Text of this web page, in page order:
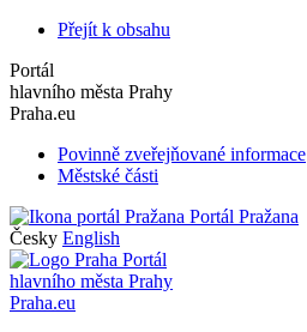
Přejít k obsahu
Portál
hlavního města Prahy
Praha.eu
Povinně zveřejňované informace
Městské části
Portál Pražana
Česky English
Portál
hlavního města Prahy
Praha.eu